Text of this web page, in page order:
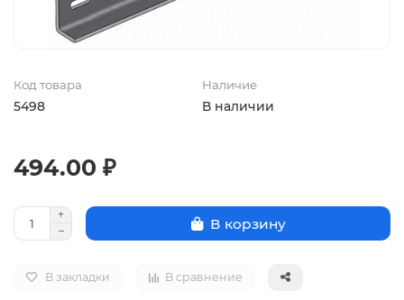
Код товара
5498
Наличие
В наличии
494.00 ₽
В корзину
В закладки В сравнение